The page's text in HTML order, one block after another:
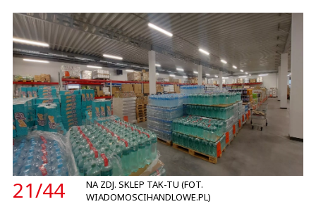
21/44
NA ZDJ. SKLEP TAK-TU (FOT.
WIADOMOSCIHANDLOWE.PL)